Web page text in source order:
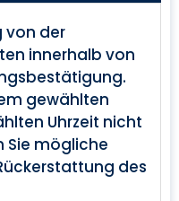
von der
innerhalb von
gewählten
Uhrzeit nicht
Sie mögliche
des